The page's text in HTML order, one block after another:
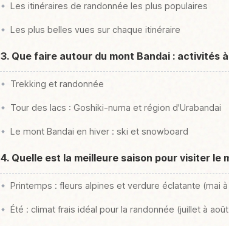
Les itinéraires de randonnée les plus populaires
Les plus belles vues sur chaque itinéraire
3. Que faire autour du mont Bandai : activités
Trekking et randonnée
Tour des lacs : Goshiki-numa et région d'Urabandai
Le mont Bandai en hiver : ski et snowboard
4. Quelle est la meilleure saison pour visiter le
Printemps : fleurs alpines et verdure éclatante (mai à
Été : climat frais idéal pour la randonnée (juillet à